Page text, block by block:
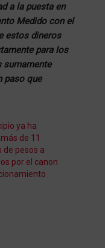
a la puesta en
Medido con el
estos dineros
para los
sumamente
paso que
ya ha
de 11
de pesos a
por el canon